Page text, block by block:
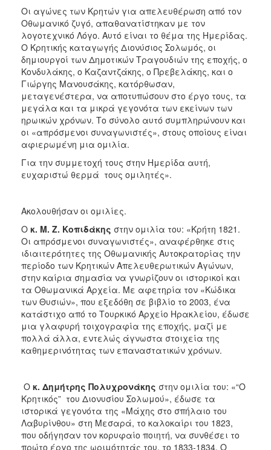
Οι αγώνες των Κρητών για απελευθέρωση από τον
Οθωμανικό ζυγό, απαθανατίστηκαν με τον
λογοτεχνικό Λόγο. Αυτό είναι το θέμα της Ημερίδας.
Ο Κρητικής καταγωγής Διονύσιος Σολωμός, οι
δημιουργοί των Δημοτικών Τραγουδιών της εποχής, ο
Κονδυλάκης, ο Καζαντζάκης, ο Πρεβελάκης, και ο
Γιώργης Μανουσάκης, κατόρθωσαν,
μεταγενέστερα, να αποτυπώσουν στο έργο τους, τα
μεγάλα και τα μικρά γεγονότα των εκείνων των
ηρωικών χρόνων. Το σύνολο αυτό συμπληρώνουν και
οι «απρόσμενοι συναγωνιστές», στους οποίους είναι
αφιερωμένη μια ομιλία.
Για την συμμετοχή τους στην Ημερίδα αυτή,
ευχαριστώ θερμά τους ομιλητές».
Ακολουθήσαν οι ομιλίες.
Ο κ. Μ. Ζ. Κοπιδάκης στην ομιλία του: «Κρήτη 1821.
Οι απρόσμενοι συναγωνιστές», αναφέρθηκε στις
ιδιαιτερότητες της Οθωμανικής Αυτοκρατορίας την
περίοδο των Κρητικών Απελευθερωτικών Αγώνων,
στην καίρια σημασία να γνωρίζουν οι ιστορικοί και
τα Οθωμανικά Αρχεία. Με αφετηρία τον «Κώδικα
των Θυσιών», που εξεδόθη σε βιβλίο το 2003, ένα
κατάστιχο από το Τουρκικό Αρχείο Ηρακλείου, έδωσε
μια γλαφυρή τοιχογραφία της εποχής, μαζί με
πολλά άλλα, εντελώς άγνωστα στοιχεία της
καθημερινότητας των επαναστατικών χρόνων.
Ο κ. Δημήτρης Πολυχρονάκης στην ομιλία του: «“Ο
Κρητικός” του Διονυσίου Σολωμού», έδωσε τα
ιστορικά γεγονότα της «Μάχης στο σπήλαιο του
Λαβυρίνθου» στη Μεσαρά, το καλοκαίρι του 1823,
που οδήγησαν τον κορυφαίο ποιητή, να συνθέσει το
πρώτο έργο της ωριμότητάς του, το 1833-1834. Ο